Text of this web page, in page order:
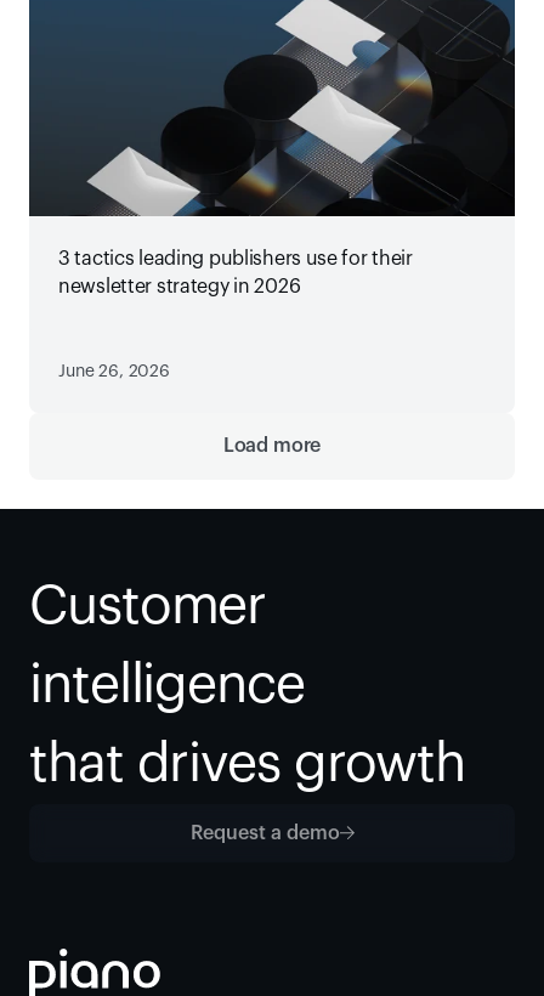
3 tactics leading publishers use for their
newsletter strategy in 2026
June 26, 2026
Load more
Customer
intelligence
that drives growth
Request a demo